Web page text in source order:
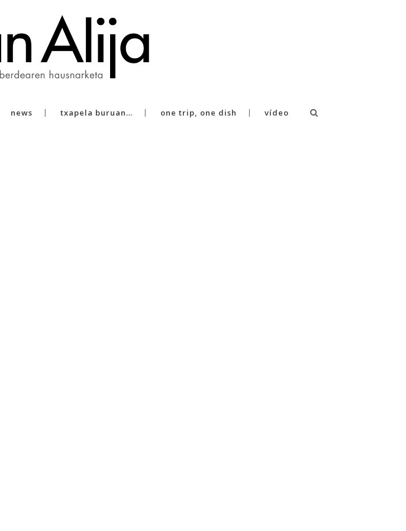
news txapela buruan… one trip, one dish vídeo